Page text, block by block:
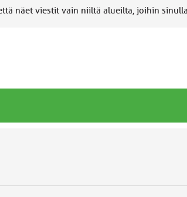
näet viestit vain niiltä alueilta, joihin